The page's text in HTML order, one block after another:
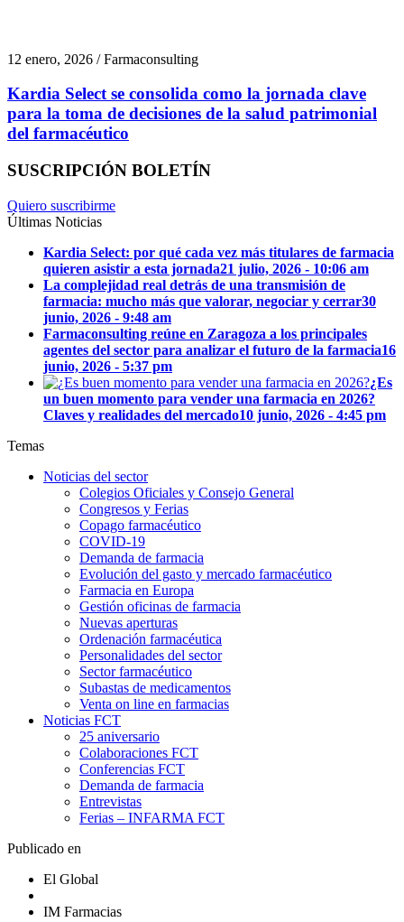
12 enero, 2026 / Farmaconsulting
Kardia Select se consolida como la jornada clave
para la toma de decisiones de la salud patrimonial
del farmacéutico
SUSCRIPCIÓN BOLETÍN
Quiero suscribirme
Últimas Noticias
Kardia Select: por qué cada vez más titulares de farmacia
quieren asistir a esta jornada21 julio, 2026 - 10:06 am
La complejidad real detrás de una transmisión de
farmacia: mucho más que valorar, negociar y cerrar30
junio, 2026 - 9:48 am
Farmaconsulting reúne en Zaragoza a los principales
agentes del sector para analizar el futuro de la farmacia16
junio, 2026 - 5:37 pm
¿Es
un buen momento para vender una farmacia en 2026?
Claves y realidades del mercado10 junio, 2026 - 4:45 pm
Temas
Noticias del sector
Colegios Oficiales y Consejo General
Congresos y Ferias
Copago farmacéutico
COVID-19
Demanda de farmacia
Evolución del gasto y mercado farmacéutico
Farmacia en Europa
Gestión oficinas de farmacia
Nuevas aperturas
Ordenación farmacéutica
Personalidades del sector
Sector farmacéutico
Subastas de medicamentos
Venta on line en farmacias
Noticias FCT
25 aniversario
Colaboraciones FCT
Conferencias FCT
Demanda de farmacia
Entrevistas
Ferias – INFARMA FCT
Publicado en
El Global
IM Farmacias